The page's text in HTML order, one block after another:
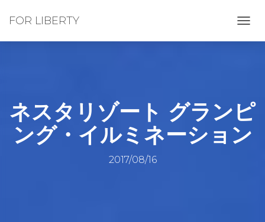
FOR LIBERTY
ビ
を
切
り
替
ネスタリゾート グランピ
ング・イルミネーション
2017/08/16